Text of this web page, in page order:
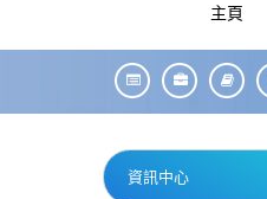
主頁
資訊中心